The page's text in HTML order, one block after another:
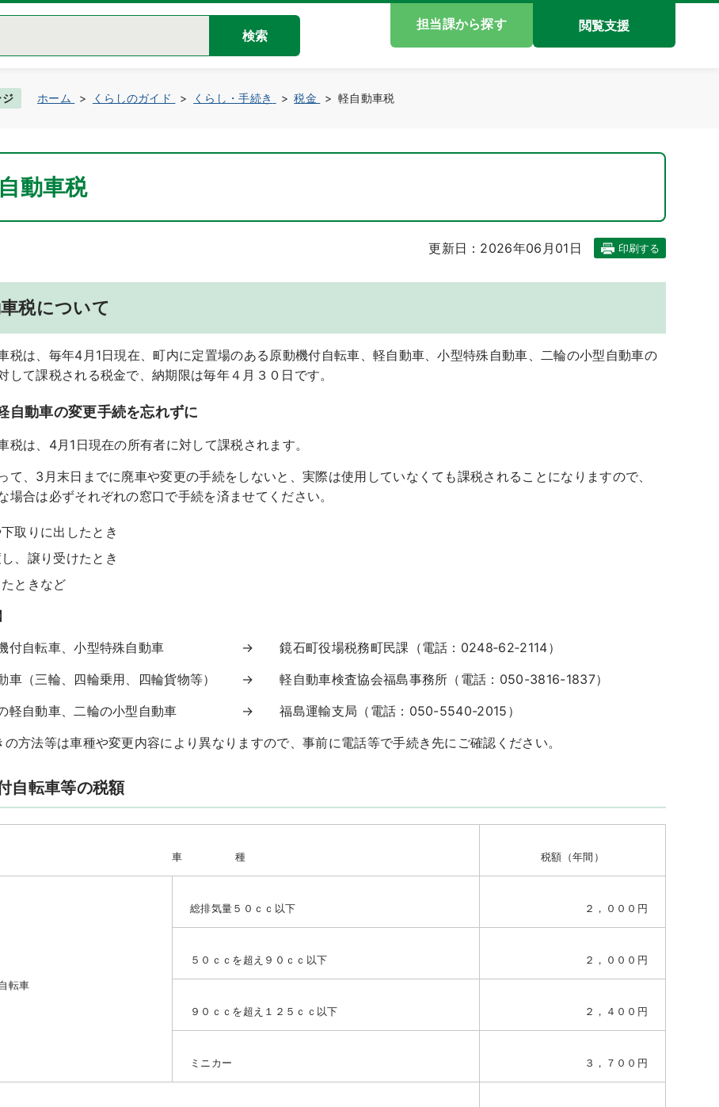
検索
担当課から探す 閲覧支援
ホーム くらしのガイド くらし・手続き 税金 軽自動車税
動車税
更新日：2026年06月01日 印刷する
税について
税は、毎年4月1日現在、町内に定置場のある原動機付自転車、軽自動車、小型特殊自動車、二輪の小型自動車の
して課税される税金で、納期限は毎年４月３０日です。
自動車の変更手続を忘れずに
税は、4月1日現在の所有者に対して課税されます。
て、3月末日までに廃車や変更の手続をしないと、実際は使用していなくても課税されることになりますので、
場合は必ずそれぞれの窓口で手続を済ませてください。
取りに出したとき
、譲り受けたとき
ときなど
付自転車、小型特殊自動車 → 鏡石町役場税務町民課（電話：0248‐62‐2114）
車（三輪、四輪乗用、四輪貨物等） → 軽自動車検査協会福島事務所（電話：050-3816-1837）
軽自動車、二輪の小型自動車 → 福島運輸支局（電話：050-5540-2015）
方法等は車種や変更内容により異なりますので、事前に電話等で手続き先にご確認ください。
自転車等の税額
車 種 税額（年間）
転車
総排気量５０ｃｃ以下 ２，０００円
５０ｃｃを超え９０ｃｃ以下 ２，０００円
９０ｃｃを超え１２５ｃｃ以下 ２，４００円
ミニカー ３，７００円